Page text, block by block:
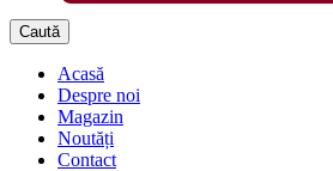
Caută
Acasă
Despre noi
Magazin
Noutăți
Contact